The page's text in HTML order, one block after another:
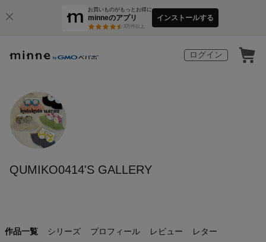
お買いものがもっとお得に
minneのアプリ
3万件以上
インストールする
ログイン
QUMIKO0414'S GALLERY
作品一覧 シリーズ プロフィール レビュー レター